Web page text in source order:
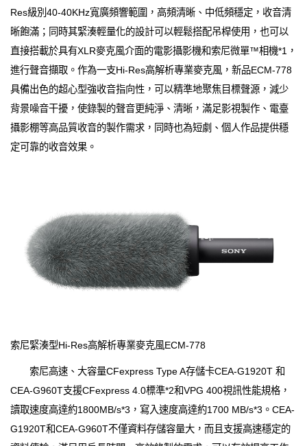
Res級別40-40KHz寬廣頻響範圍，高頻清晰、中低頻穩定，收音清
晰飽滿；同時其緊湊輕量化的設計可以輕鬆搭配吊桿使用，也可以
直接搭載於具有XLR麥克風介面的電影攝影機和索尼微單™相機*1，
進行聲音擷取。作為一支Hi-Res高解析專業麥克風，新品ECM-778
具備出色的超心型強收音指向性，可以精準地聚焦目標聲源，減少
背景噪音干擾，使錄製的聲音更純淨、清晰，滿足影視製作、電臺
攝影棚等高品質收音的製作需求，同時也為短劇、個人作品提供穩
定可靠的收音效果。
索尼緊湊型Hi-Res高解析專業麥克風ECM-778
索尼高速、大容量CFexpress Type A存儲卡CEA-G1920T 和
CEA-G960T支援CFexpress 4.0標準*2和VPG 400視訊性能規格，
讀取速度高達約1800MB/s*3，寫入速度高達約1700 MB/s*3。CEA-
G1920T和CEA-G960T不僅資料存儲容量大，而且支援高速穩定的